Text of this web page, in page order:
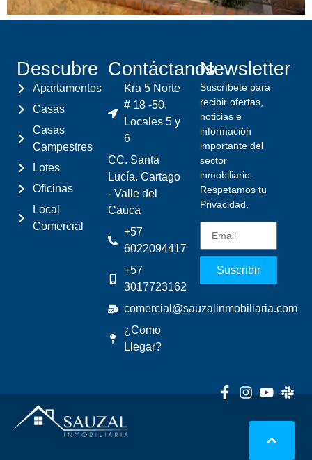
Descubre
Apartamentos
Casas
Casas
Campestres
Lotes
Oficinas
Local
Comercial
Contáctanos
Kra 5 Norte
# 18 -50.
Locales 5 y
6
CC. Santa
Lucía. Cartago
- Valle del
Cauca
+57
6022094417
+57
3017723162
comercial@sauzalinmobiliaria.com
¿Como
Llegar?
Newsletter
Suscríbete para
recibir ofertas,
noticias e
información
importante del
sector
inmobiliario.
Respetamos tu
Privacidad.
Suscribir